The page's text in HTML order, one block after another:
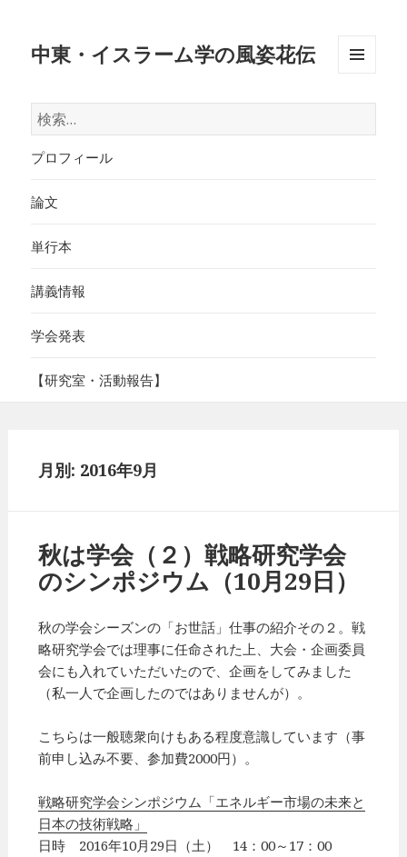
中東・イスラーム学の風姿花伝
検
索:
プロフィール
論文
単行本
講義情報
学会発表
【研究室・活動報告】
月別: 2016年9月
秋は学会（２）戦略研究学会
のシンポジウム（10月29日）
秋の学会シーズンの「お世話」仕事の紹介その２。戦
略研究学会では理事に任命された上、大会・企画委員
会にも入れていただいたので、企画をしてみました
（私一人で企画したのではありませんが）。
こちらは一般聴衆向けもある程度意識しています（事
前申し込み不要、参加費2000円）。
戦略研究学会シンポジウム「エネルギー市場の未来と
日本の技術戦略」
日時 2016年10月29日（土） 14：00～17：00